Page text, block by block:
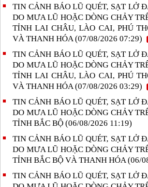
TIN CẢNH BÁO LŨ QUÉT, SẠT LỞ
DO MƯA LŨ HOẶC DÒNG CHẢY
TỈNH LAI CHÂU, LÀO CAI, PHÚ
VÀ THANH HÓA (07/08/2026 07:29)
TIN CẢNH BÁO LŨ QUÉT, SẠT LỞ
DO MƯA LŨ HOẶC DÒNG CHẢY
TỈNH LAI CHÂU, LÀO CAI, PHÚ
VÀ THANH HÓA (07/08/2026 03:29)
TIN CẢNH BÁO LŨ QUÉT, SẠT LỞ
DO MƯA LŨ HOẶC DÒNG CHẢY
TỈNH BẮC BỘ (06/08/2026 11:19)
TIN CẢNH BÁO LŨ QUÉT, SẠT LỞ
DO MƯA LŨ HOẶC DÒNG CHẢY
TỈNH BẮC BỘ VÀ THANH HÓA (06/
TIN CẢNH BÁO LŨ QUÉT, SẠT LỞ